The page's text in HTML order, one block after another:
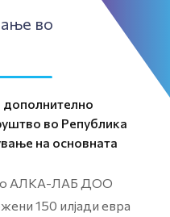
во
во Република
на основната
АЛКА-ЛАБ ДОО
150 илјади евра